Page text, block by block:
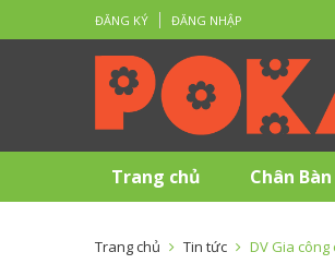
ĐĂNG KÝ ĐĂNG NHẬP
Trang chủ Chân
Trang chủ Tin tức DV Gia